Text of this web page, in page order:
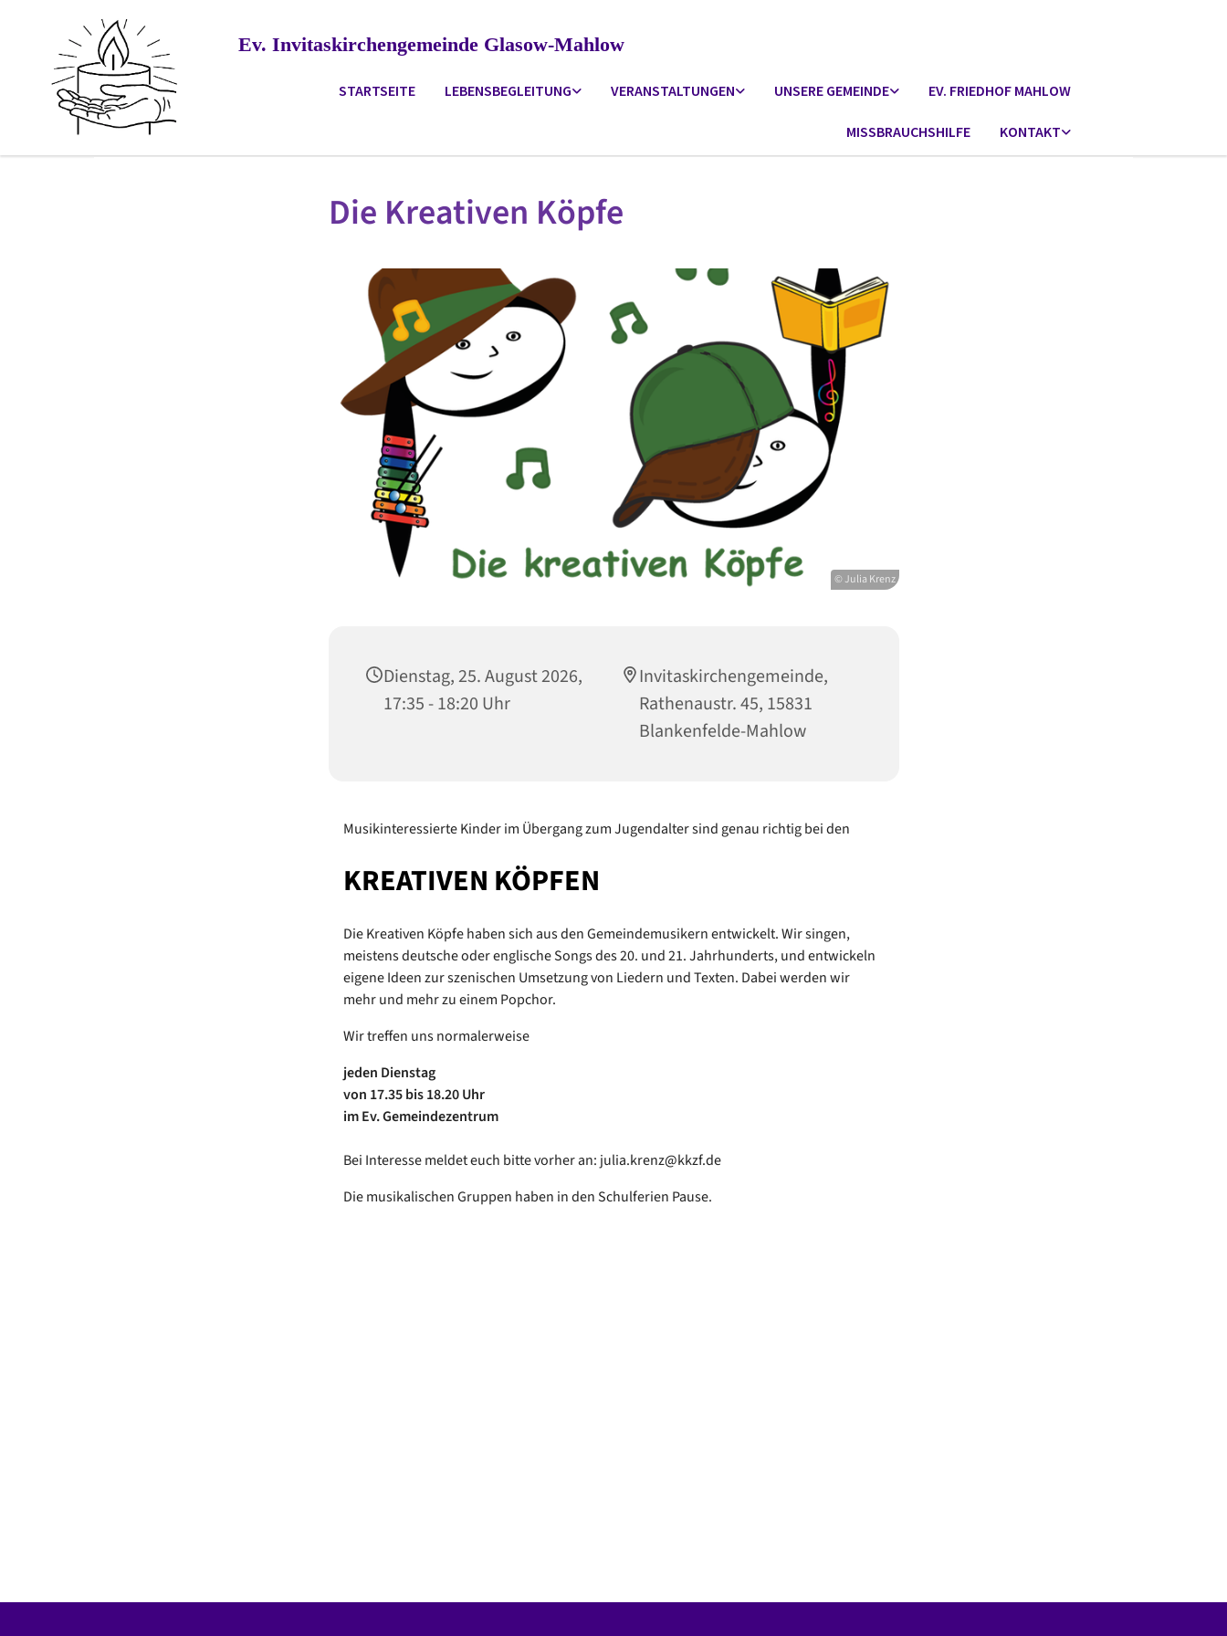
Ev. Invitaskirchengemeinde Glasow-Mahlow
STARTSEITE LEBENSBEGLEITUNG VERANSTALTUNGEN UNSERE GEMEINDE EV. FRIEDHOF MAHLOW
MISSBRAUCHSHILFE KONTAKT
Die Kreativen Köpfe
© Julia Krenz
Dienstag, 25. August 2026,
17:35 - 18:20 Uhr
Invitaskirchengemeinde,
Rathenaustr. 45, 15831
Blankenfelde-Mahlow
Musikinteressierte Kinder im Übergang zum Jugendalter sind genau richtig bei den
KREATIVEN KÖPFEN
Die Kreativen Köpfe haben sich aus den Gemeindemusikern entwickelt. Wir singen,
meistens deutsche oder englische Songs des 20. und 21. Jahrhunderts, und entwickeln
eigene Ideen zur szenischen Umsetzung von Liedern und Texten. Dabei werden wir
mehr und mehr zu einem Popchor.
Wir treffen uns normalerweise
jeden Dienstag
von 17.35 bis 18.20 Uhr
im Ev. Gemeindezentrum
Bei Interesse meldet euch bitte vorher an: julia.krenz@kkzf.de
Die musikalischen Gruppen haben in den Schulferien Pause.